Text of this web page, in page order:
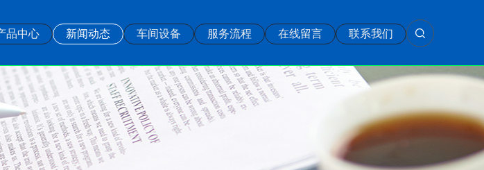
品中心 新闻动态 车间设备 服务流程 在线留言 联系我们